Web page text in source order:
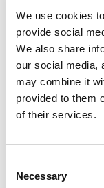
We use cookies
provide social
We also share
our social media,
may combine it
provided to them
of their services.
Selection
Necessary
Axes externes